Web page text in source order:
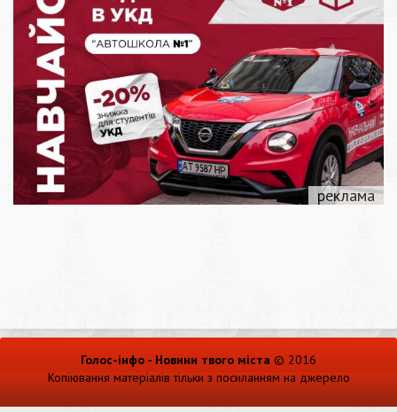
Голос-інфо - Новини твого міста © 2016
Копіювання матеріалів тільки з посиланням на джерело